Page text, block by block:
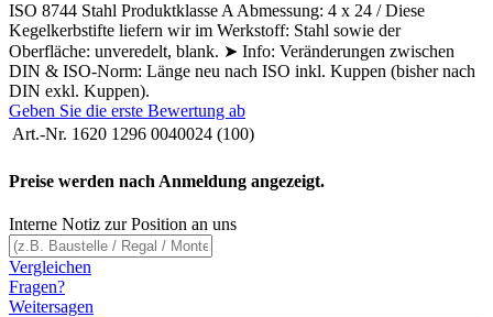
ISO 8744 Stahl Produktklasse A Abmessung: 4 x 24 / Diese
Kegelkerbstifte liefern wir im Werkstoff: Stahl sowie der
Oberfläche: unveredelt, blank. ➤ Info: Veränderungen zwischen
DIN & ISO-Norm: Länge neu nach ISO inkl. Kuppen (bisher nach
DIN exkl. Kuppen).
Geben Sie die erste Bewertung ab
Art.-Nr. 1620 1296 0040024 (100)
Preise werden nach Anmeldung angezeigt.
Interne Notiz zur Position an uns
Vergleichen
Fragen?
Weitersagen